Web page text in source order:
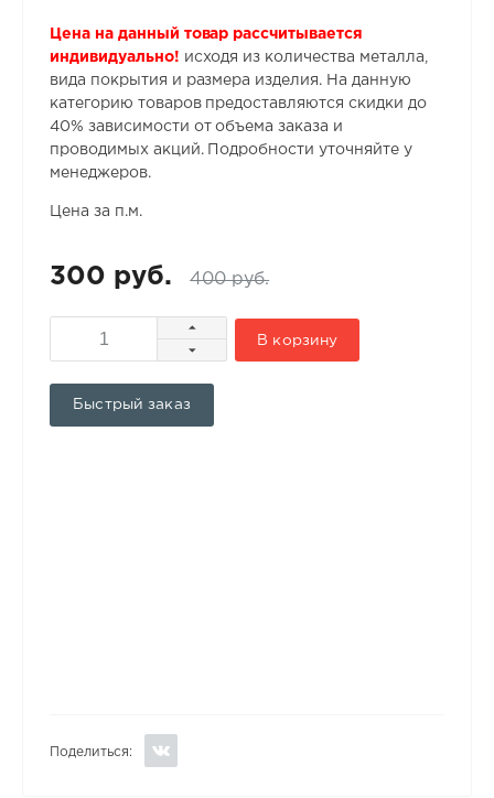
Цена на данный товар рассчитывается
индивидуально! исходя из количества металла,
вида покрытия и размера изделия. На данную
категорию товаров предоставляются скидки до
40% зависимости от объема заказа и
проводимых акций. Подробности уточняйте у
менеджеров.
Цена за п.м.
300 руб. 400 руб.
В корзину
Быстрый заказ
Поделиться: